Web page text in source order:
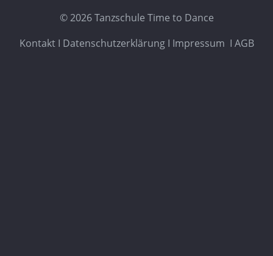
© 2026Tanzschule Time to Dance
Kontakt I Datenschutzerklärung I Impressum I AGB